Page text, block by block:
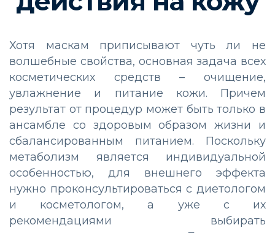
Хотя маскам приписывают чуть ли не
волшебные свойства, основная задача всех
косметических средств – очищение,
увлажнение и питание кожи. Причем
результат от процедур может быть только в
ансамбле со здоровым образом жизни и
сбалансированным питанием. Поскольку
метаболизм является индивидуальной
особенностью, для внешнего эффекта
нужно проконсультироваться с диетологом
и косметологом, а уже с их
рекомендациями выбирать